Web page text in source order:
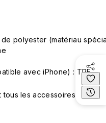
polyester (matériau
avec iPhone) : TPE
tous les accessoires